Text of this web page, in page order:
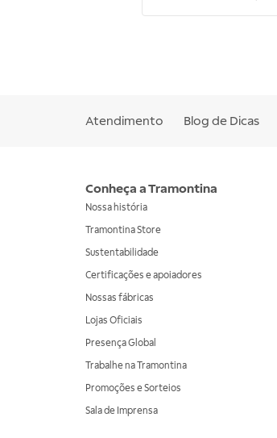
Atendimento Blog de Dicas
Conheça a Tramontina
Nossa história
Tramontina Store
Sustentabilidade
Certificações e apoiadores
Nossas fábricas
Lojas Oficiais
Presença Global
Trabalhe na Tramontina
Promoções e Sorteios
Sala de Imprensa